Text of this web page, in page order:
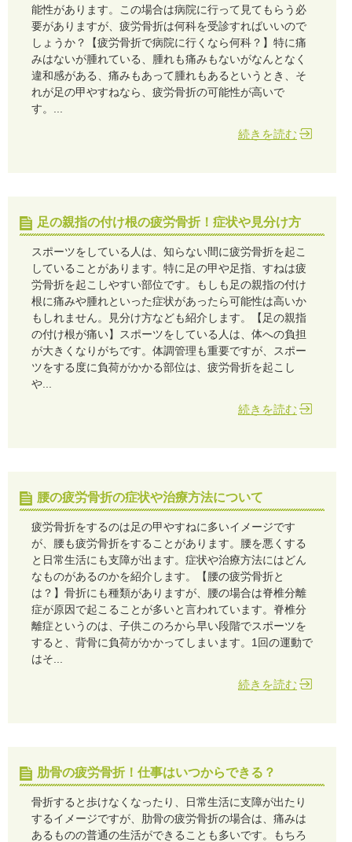
能性があります。この場合は病院に行って見てもらう必
要がありますが、疲労骨折は何科を受診すればいいので
しょうか？【疲労骨折で病院に行くなら何科？】特に痛
みはないが腫れている、腫れも痛みもないがなんとなく
違和感がある、痛みもあって腫れもあるというとき、そ
れが足の甲やすねなら、疲労骨折の可能性が高いで
す。...
続きを読む
足の親指の付け根の疲労骨折！症状や見分け方
スポーツをしている人は、知らない間に疲労骨折を起こ
していることがあります。特に足の甲や足指、すねは疲
労骨折を起こしやすい部位です。もしも足の親指の付け
根に痛みや腫れといった症状があったら可能性は高いか
もしれません。見分け方なども紹介します。【足の親指
の付け根が痛い】スポーツをしている人は、体への負担
が大きくなりがちです。体調管理も重要ですが、スポー
ツをする度に負荷がかかる部位は、疲労骨折を起こし
や...
続きを読む
腰の疲労骨折の症状や治療方法について
疲労骨折をするのは足の甲やすねに多いイメージです
が、腰も疲労骨折をすることがあります。腰を悪くする
と日常生活にも支障が出ます。症状や治療方法にはどん
なものがあるのかを紹介します。【腰の疲労骨折と
は？】骨折にも種類がありますが、腰の場合は脊椎分離
症が原因で起こることが多いと言われています。脊椎分
離症というのは、子供このろから早い段階でスポーツを
すると、背骨に負荷がかかってしまいます。1回の運動で
はそ...
続きを読む
肋骨の疲労骨折！仕事はいつからできる？
骨折すると歩けなくなったり、日常生活に支障が出たり
するイメージですが、肋骨の疲労骨折の場合は、痛みは
あるものの普通の生活ができることも多いです。もちろ